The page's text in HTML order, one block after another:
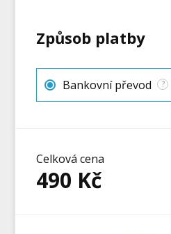
Způsob platby
Bankovní převod ?
Celková cena
490 Kč